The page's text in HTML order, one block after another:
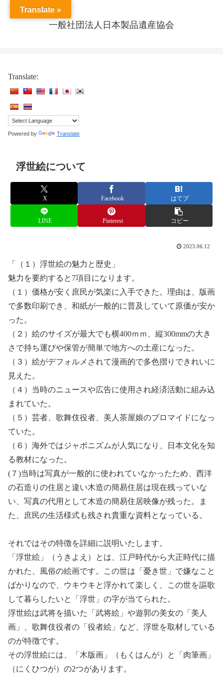
一般社団法人日本製品遺産協会
Translate:
Powered by Translate
浮世絵について
X Facebook はてブ
LINE Pinterest コピー
2023.06.12
「（１）浮世絵の魅力と歴史」
魅力を要約すると7項目になります。
（１）価格が安く庶民が気楽に入手できた。理由は、版画
で多数印刷でき、和紙が一般的に普及していて原価が安か
った。
（２）絵のサイズが最大でも横400ｍｍ、縦300mmの大き
さで持ち運びや保管が簡単で地方への土産になった。
（３）絵がデフォルメされて漫画的で多色摺りできれいに
見えた。
（４）当時のニュースや広告に使用され経済活動に組み込
まれていた。
（５）芸者、歌舞伎役者、美人茶屋娘のブロマイドになっ
ていた。
（６）海外ではジャポニズムが人気になり、日本文化を知
る教材になった。
(７)当時は写真が一般的に使われていなかったため、西洋
の石造りの住居と違い木造の簡易住居は現在残っていな
い、写真の代用として木造の簡易住居映像が残った。ま
た、庶民の生活様式も残され貴重な資料となっている。
それではその特徴を詳細に説明いたします。
「浮世絵」（うきよえ）とは、江戸時代から大正時代に描
かれた、風俗の絵画です。この世は「憂き世」で嫌なこと
ばかりなので、ウキウキと浮かれて楽しく、この世を謳歌
して暮らしたいと「浮世」の字が当てられた。
浮世絵は武将を描いた「武将絵」や遊郭の美女の「美人
画」、歌舞伎役者の「役者絵」など、浮世を取材している
のが特徴です。
その浮世絵には、「木版画」（もくはんが）と「肉筆画」
（にくひつが）の2つがあります。
Translate »